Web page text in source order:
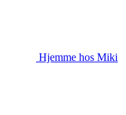
Hjemme hos Miki